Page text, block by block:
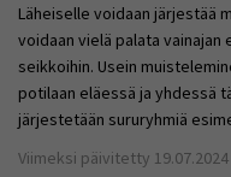
Läheiselle voidaan järjestää
voidaan vielä palata
seikkoihin. Usein
potilaan eläessä ja yhdessä
järjestetään sururyhmiä
Viimeksi päivitetty 19.07.2024